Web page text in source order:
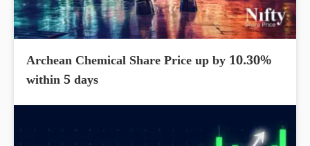
Archean Chemical Share Price up by 10.30%
within 5 days